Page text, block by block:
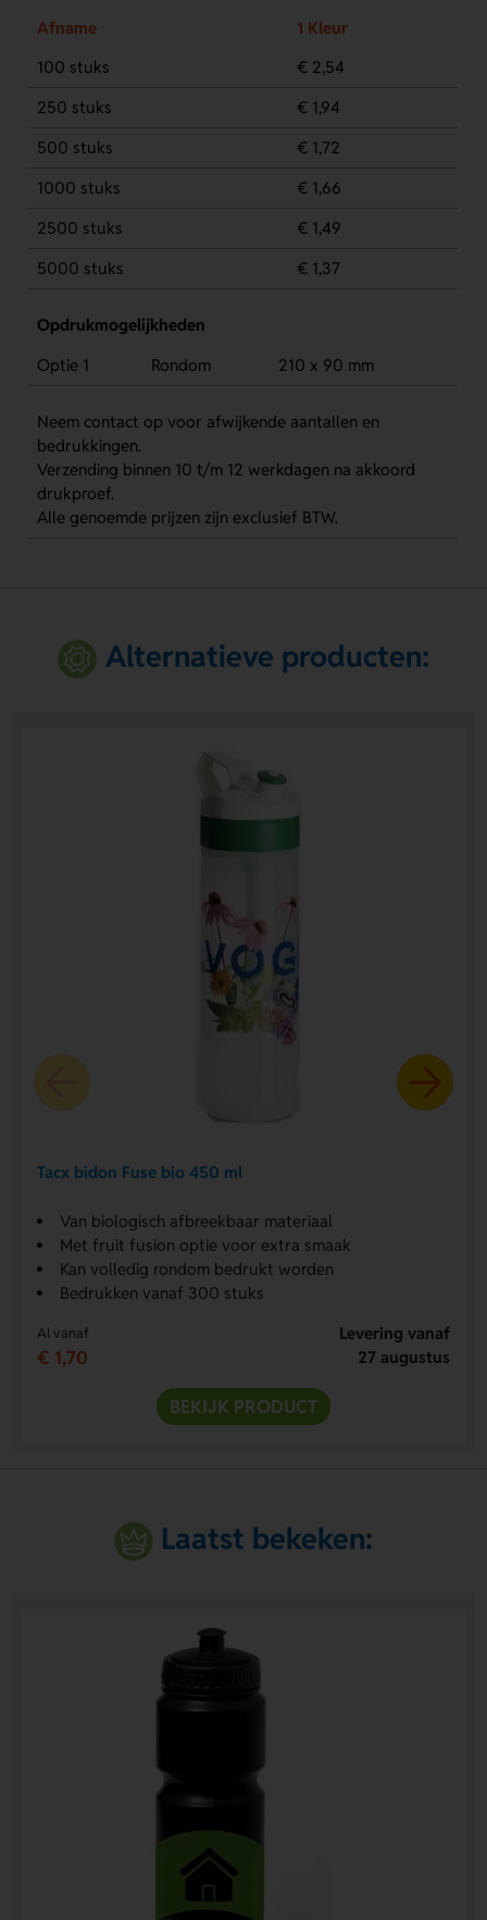
Afname
1 Kleur
100 stuks
€ 2,54
250 stuks
€ 1,94
500 stuks
€ 1,72
1000 stuks
€ 1,66
2500 stuks
€ 1,49
5000 stuks
€ 1,37
Opdrukmogelijkheden
Optie 1
Rondom 210 x 90 mm
Neem contact op voor afwijkende aantallen en
bedrukkingen.
Verzending binnen 10 t/m 12 werkdagen na akkoord
drukproef.
Alle genoemde prijzen zijn exclusief BTW.
Alternatieve producten:
Tacx bidon Fuse bio 450 ml
Van biologisch afbreekbaar materiaal
Met fruit fusion optie voor extra smaak
Kan volledig rondom bedrukt worden
Bedrukken vanaf 300 stuks
Al vanaf
€ 1,70
Levering vanaf
27 augustus
BEKIJK PRODUCT
Laatst bekeken: